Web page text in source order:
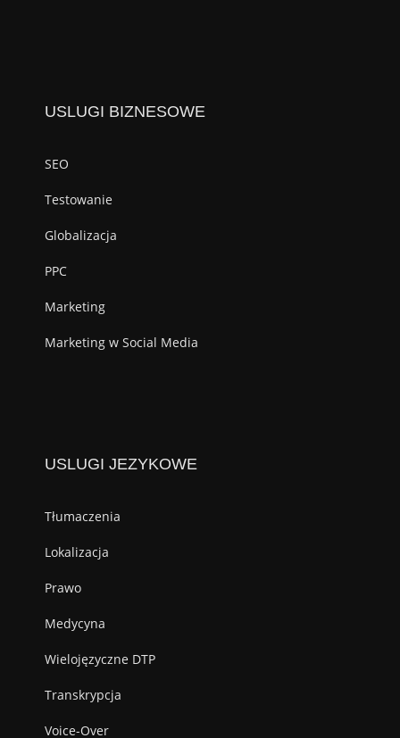
USLUGI BIZNESOWE
SEO
Testowanie
Globalizacja
PPC
Marketing
Marketing w Social Media
USLUGI JEZYKOWE
Tłumaczenia
Lokalizacja
Prawo
Medycyna
Wielojęzyczne DTP
Transkrypcja
Voice-Over